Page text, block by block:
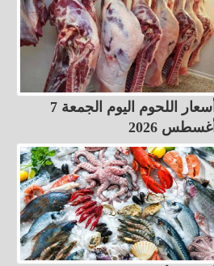
أسعار اللحوم اليوم الجمعة 7
أغسطس 2026